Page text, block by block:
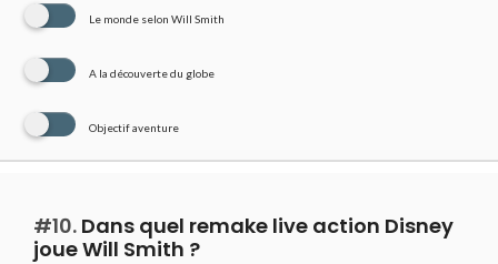
Le monde selon Will Smith
A la découverte du globe
Objectif aventure
#10. Dans quel remake live action Disney
joue Will Smith ?